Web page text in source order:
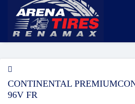
CONTINENTAL
96V FR